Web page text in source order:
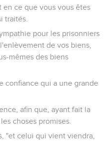
en ce que vous vous êtes
traités.
pour les prisonniers
de vos biens,
mêmes des biens
confiance qui a une grande
afin que, ayant fait la
choses promises.
"et celui qui vient viendra,